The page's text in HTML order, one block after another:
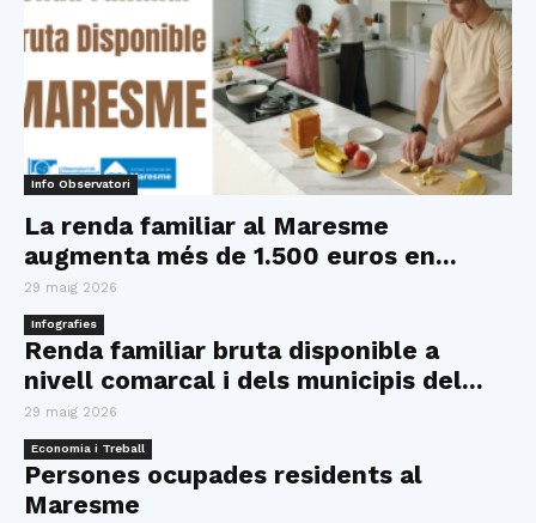
Info Observatori
La renda familiar al Maresme
augmenta més de 1.500 euros en...
29 maig 2026
Infografies
Renda familiar bruta disponible a
nivell comarcal i dels municipis del...
29 maig 2026
Economia i Treball
Persones ocupades residents al
Maresme